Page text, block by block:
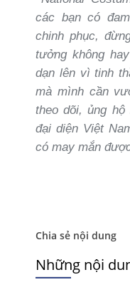
các bạn có
chinh phục,
tưởng không
dạn lên vì tinh
mà mình cần
theo dõi, ủng
đại diện Việt
có may mắn
Chia sẻ nội dung
Những nội